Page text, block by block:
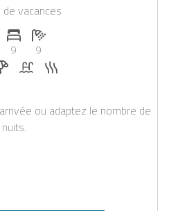
vacances
Personnes (max): 20
Nombre de chambres: 9
9
Nombre de salles de bain: 9
9
de recharge pour voiture
Petit-déjeuner réservable chez
Piscine
ou adaptez le nombre de
nuits.